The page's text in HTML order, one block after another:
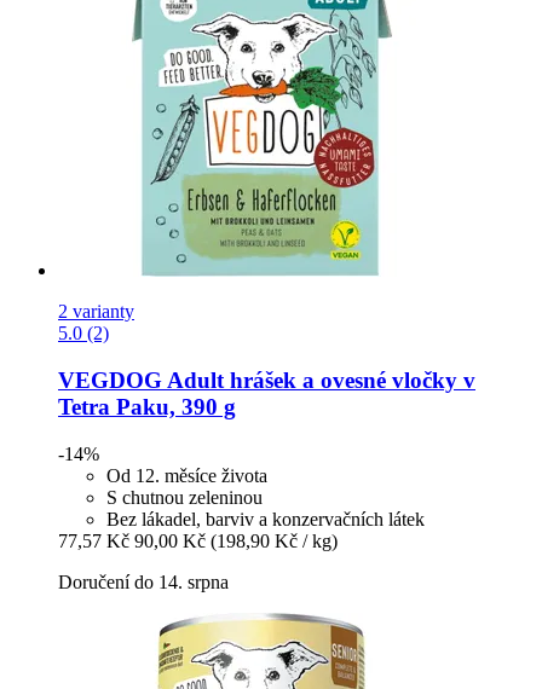
2 varianty
5.0 (2)
VEGDOG Adult hrášek a ovesné vločky v
Tetra Paku, 390 g
-14%
Od 12. měsíce života
S chutnou zeleninou
Bez lákadel, barviv a konzervačních látek
77,57 Kč 90,00 Kč (198,90 Kč / kg)
Doručení do 14. srpna